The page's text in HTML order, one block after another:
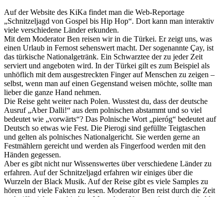
Auf der Website des KiKa findet man die Web-Reportage
„Schnitzeljagd von Gospel bis Hip Hop“. Dort kann man interaktiv
viele verschiedene Länder erkunden.
Mit dem Moderator Ben reisen wir in die Türkei. Er zeigt uns, was
einen Urlaub in Fernost sehenswert macht. Der sogenannte Çay, ist
das türkische Nationalgetränk. Ein Schwarztee der zu jeder Zeit
serviert und angeboten wird. In der Türkei gilt es zum Beispiel als
unhöflich mit dem ausgestreckten Finger auf Menschen zu zeigen –
selbst, wenn man auf einen Gegenstand weisen möchte, sollte man
lieber die ganze Hand nehmen.
Die Reise geht weiter nach Polen. Wusstest du, dass der deutsche
Ausruf „Aber Dalli!“ aus dem polnischen abstammt und so viel
bedeutet wie „vorwärts“? Das Polnische Wort „pieróg“ bedeutet auf
Deutsch so etwas wie Fest. Die Pierogi sind gefüllte Teigtaschen
und gelten als polnisches Nationalgericht. Sie werden gerne an
Festmählern gereicht und werden als Fingerfood werden mit den
Händen gegessen.
Aber es gibt nicht nur Wissenswertes über verschiedene Länder zu
erfahren. Auf der Schnitzeljagd erfahren wir einiges über die
Wurzeln der Black Musik. Auf der Reise gibt es viele Samples zu
hören und viele Fakten zu lesen. Moderator Ben reist durch die Zeit